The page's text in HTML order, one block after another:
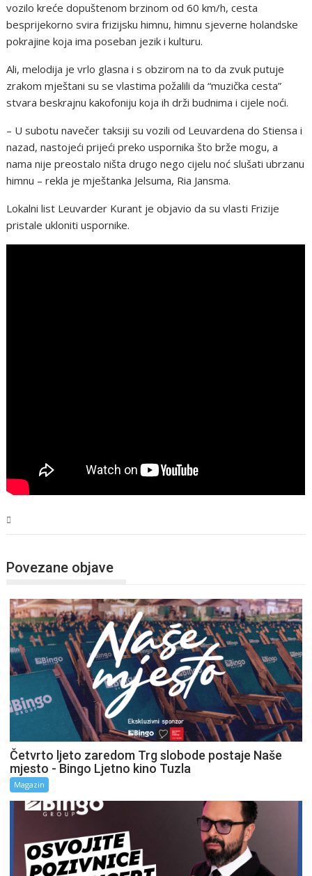
vozilo kreće dopuštenom brzinom od 60 km/h, cesta
besprijekorno svira frizijsku himnu, himnu sjeverne holandske
pokrajine koja ima poseban jezik i kulturu.
Ali, melodija je vrlo glasna i s obzirom na to da zvuk putuje
zrakom mještani su se vlastima požalili da “muzička cesta”
stvara beskrajnu kakofoniju koja ih drži budnima i cijele noći.
– U subotu navečer taksiji su vozili od Leuvardena do Stiensa i
nazad, nastojeći prijeći preko uspornika što brže mogu, a
nama nije preostalo ništa drugo nego cijelu noć slušati ubrzanu
himnu – rekla je mještanka Jelsuma, Ria Jansma.
Lokalni list Leuvarder Kurant je objavio da su vlasti Frizije
pristale ukloniti uspornike.
Povezane objave
Četvrto ljeto zaredom Trg slobode postaje Naše
mjesto - Bingo Ljetno kino Tuzla
Magazin